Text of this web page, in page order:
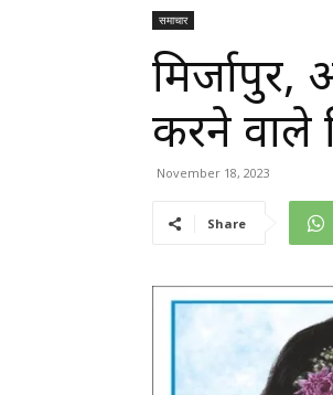
समाचार
करने वाले
November 18, 2023
Share